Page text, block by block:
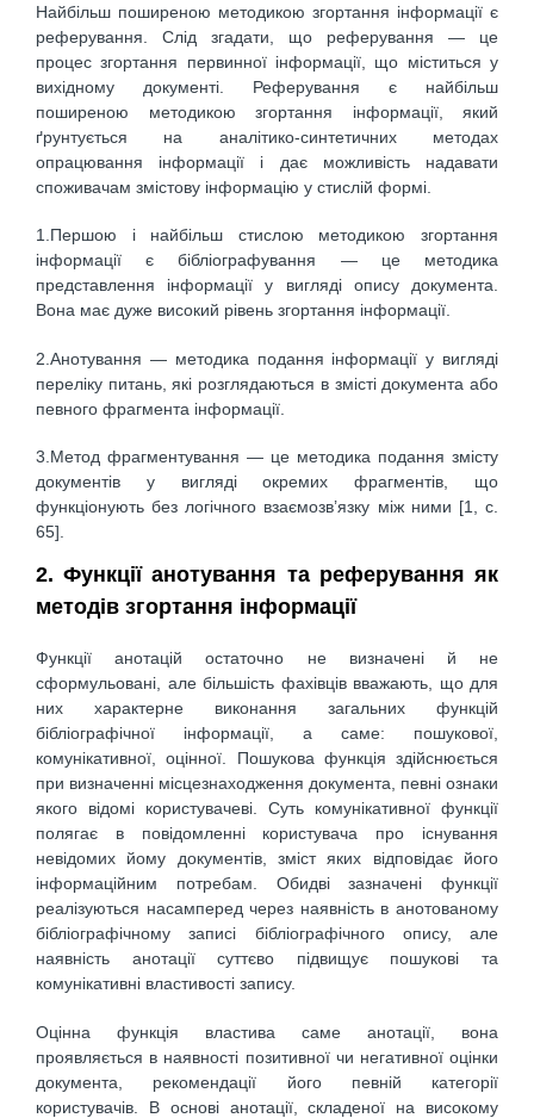
Найбільш поширеною методикою згортання інформації є
реферування. Слід згадати, що реферування — це
процес згортання первинної інформації, що міститься у
вихідному документі. Реферування є найбільш
поширеною методикою згортання інформації, який
ґрунтується на аналітико-синтетичних методах
опрацювання інформації і дає можливість надавати
споживачам змістову інформацію у стислій формі.
1.Першою і найбільш стислою методикою згортання
інформації є бібліографування — це методика
представлення інформації у вигляді опису документа.
Вона має дуже високий рівень згортання інформації.
2.Анотування — методика подання інформації у вигляді
переліку питань, які розглядаються в змісті документа або
певного фрагмента інформації.
3.Метод фрагментування — це методика подання змісту
документів у вигляді окремих фрагментів, що
функціонують без логічного взаємозв’язку між ними [1, c.
65].
2. Функції анотування та реферування як
методів згортання інформації
Функції анотацій остаточно не визначені й не
сформульовані, але більшість фахівців вважають, що для
них характерне виконання загальних функцій
бібліографічної інформації, а саме: пошукової,
комунікативної, оцінної. Пошукова функція здійснюється
при визначенні місцезнаходження документа, певні ознаки
якого відомі користувачеві. Суть комунікативної функції
полягає в повідомленні користувача про існування
невідомих йому документів, зміст яких відповідає його
інформаційним потребам. Обидві зазначені функції
реалізуються насамперед через наявність в анотованому
бібліографічному записі бібліографічного опису, але
наявність анотації суттєво підвищує пошукові та
комунікативні властивості запису.
Оцінна функція властива саме анотації, вона
проявляється в наявності позитивної чи негативної оцінки
документа, рекомендації його певній категорії
користувачів. В основі анотації, складеної на високому